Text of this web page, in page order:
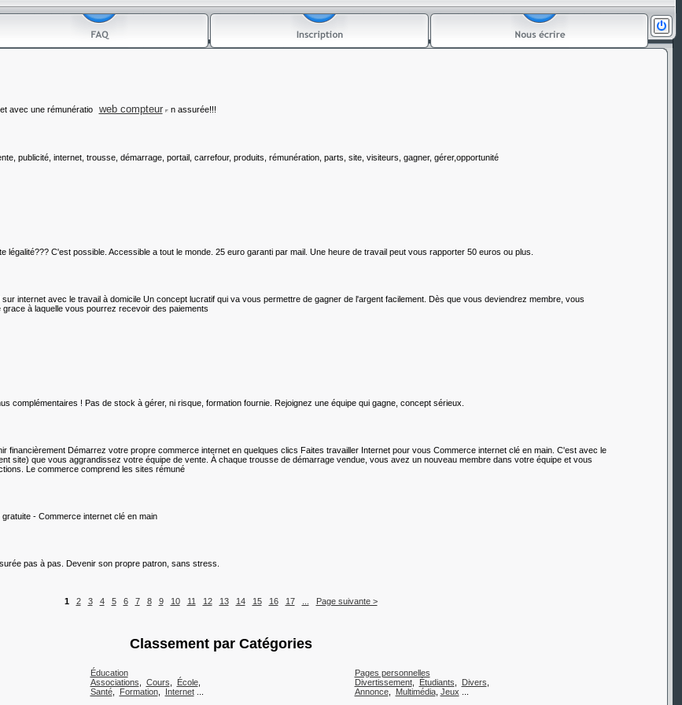
avec une rémunératio
web compteur
n assurée!!!
publicité, internet, trousse, démarrage, portail, carrefour, produits, rémunération, parts, site, visiteurs, gagner, gérer,opportunité
légalité??? C'est possible. Accessible a tout le monde. 25 euro garanti par mail. Une heure de travail peut vous rapporter 50 euros ou plus.
internet avec le travail à domicile Un concept lucratif qui va vous permettre de gagner de l'argent facilement. Dès que vous deviendrez membre, vous
à laquelle vous pourrez recevoir des paiements
complémentaires ! Pas de stock à gérer, ni risque, formation fournie. Rejoignez une équipe qui gagne, concept sérieux.
financièrement Démarrez votre propre commerce internet en quelques clics Faites travailler Internet pour vous Commerce internet clé en main. C'est avec le
site) que vous aggrandissez votre équipe de vente. À chaque trousse de démarrage vendue, vous avez un nouveau membre dans votre équipe et vous
Le commerce comprend les sites rémuné
- Commerce internet clé en main
pas à pas. Devenir son propre patron, sans stress.
1
2 3 4 5 6 7 8 9 10 11 12 13 14 15 16 17 Page suivante >
Classement par Catégories
Éducation
Associations
Cours École,
Santé, Formation, Internet...
Pages personnelles
Divertissement, Étudiants Divers
Annonce, Multimédia, Jeux